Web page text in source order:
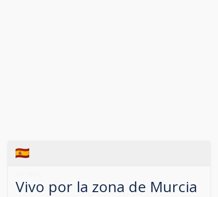
Vivo por la zona de Murcia